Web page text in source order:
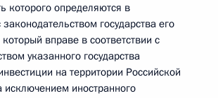
которого определяются в
законодательством государства его
вправе в соответствии с
указанного государства
на территории Российской
иностранного